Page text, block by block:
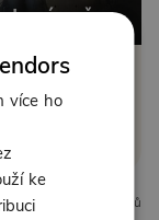
0 líbí 0 komentářů
více ho
ke